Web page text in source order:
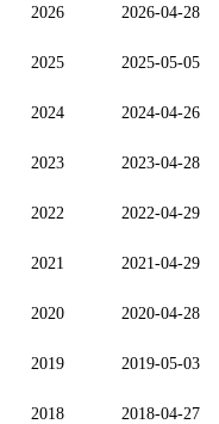
2026 2026-04-28
2025 2025-05-05
2024 2024-04-26
2023 2023-04-28
2022 2022-04-29
2021 2021-04-29
2020 2020-04-28
2019 2019-05-03
2018 2018-04-27